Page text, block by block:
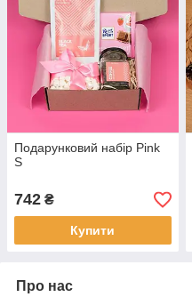
Подарунковий набір Pink
S
742 ₴
Купити
Про нас